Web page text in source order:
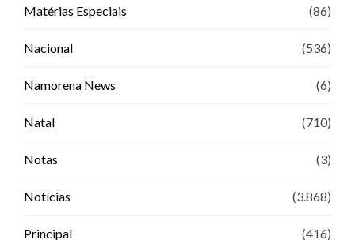
Matérias Especiais (86)
Nacional (536)
Namorena News (6)
Natal (710)
Notas (3)
Notícias (3.868)
Principal (416)